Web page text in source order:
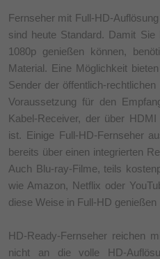
Fernseher mit Full-HD-
sind heute Standard. Damit Sie
1080p genießen können,
Material. Eine Möglichkeit
Sender der öffentlich-
Voraussetzung für den
Kabel-Receiver, der über
ist. Einige Full-HD-Fernseher
bereits über einen integrierten
Auch Blu-ray-Filme, teils
wie Amazon, Netflix oder
diese Weise in Full-HD genießen
HD-Ready-Fernseher reichen
nicht an die volle HD-